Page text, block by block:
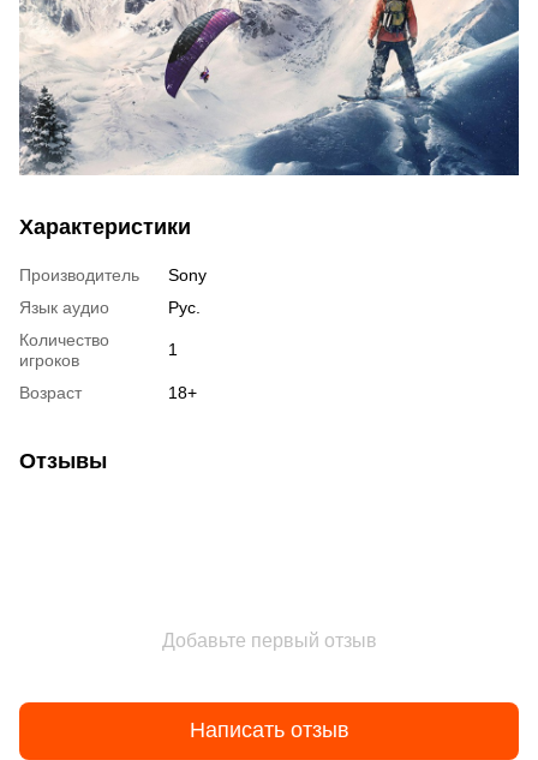
Характеристики
Производитель
Sony
Язык аудио
Рус.
Количество
игроков
1
Возраст 18+
Отзывы
Добавьте первый отзыв
Написать отзыв